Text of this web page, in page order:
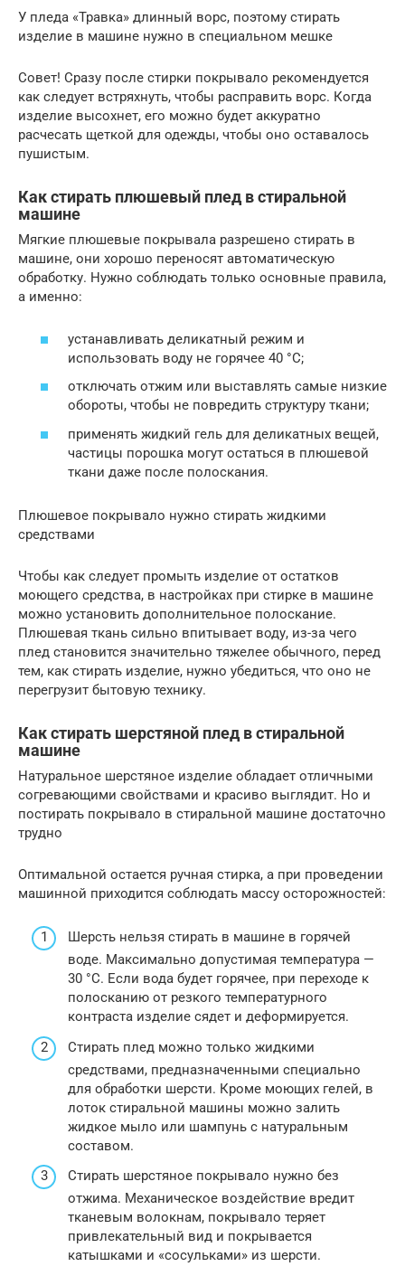
У пледа «Травка» длинный ворс, поэтому стирать
изделие в машине нужно в специальном мешке
Совет! Сразу после стирки покрывало рекомендуется
как следует встряхнуть, чтобы расправить ворс. Когда
изделие высохнет, его можно будет аккуратно
расчесать щеткой для одежды, чтобы оно оставалось
пушистым.
Как стирать плюшевый плед в стиральной
машине
Мягкие плюшевые покрывала разрешено стирать в
машине, они хорошо переносят автоматическую
обработку. Нужно соблюдать только основные правила,
а именно:
устанавливать деликатный режим и
использовать воду не горячее 40 °С;
отключать отжим или выставлять самые низкие
обороты, чтобы не повредить структуру ткани;
применять жидкий гель для деликатных вещей,
частицы порошка могут остаться в плюшевой
ткани даже после полоскания.
Плюшевое покрывало нужно стирать жидкими
средствами
Чтобы как следует промыть изделие от остатков
моющего средства, в настройках при стирке в машине
можно установить дополнительное полоскание.
Плюшевая ткань сильно впитывает воду, из-за чего
плед становится значительно тяжелее обычного, перед
тем, как стирать изделие, нужно убедиться, что оно не
перегрузит бытовую технику.
Как стирать шерстяной плед в стиральной
машине
Натуральное шерстяное изделие обладает отличными
согревающими свойствами и красиво выглядит. Но и
постирать покрывало в стиральной машине достаточно
трудно
Оптимальной остается ручная стирка, а при проведении
машинной приходится соблюдать массу осторожностей:
Шерсть нельзя стирать в машине в горячей
воде. Максимально допустимая температура —
30 °С. Если вода будет горячее, при переходе к
полосканию от резкого температурного
контраста изделие сядет и деформируется.
Стирать плед можно только жидкими
средствами, предназначенными специально
для обработки шерсти. Кроме моющих гелей, в
лоток стиральной машины можно залить
жидкое мыло или шампунь с натуральным
составом.
Стирать шерстяное покрывало нужно без
отжима. Механическое воздействие вредит
тканевым волокнам, покрывало теряет
привлекательный вид и покрывается
катышками и «сосульками» из шерсти.